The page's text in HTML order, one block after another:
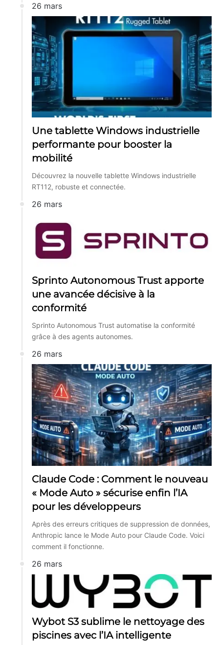
26 mars
Une tablette Windows industrielle
performante pour booster la
mobilité
Découvrez la nouvelle tablette Windows industrielle
RT112, robuste et connectée.
26 mars
Sprinto Autonomous Trust apporte
une avancée décisive à la
conformité
Sprinto Autonomous Trust automatise la conformité
grâce à des agents autonomes.
26 mars
Claude Code : Comment le nouveau
« Mode Auto » sécurise enfin l’IA
pour les développeurs
Après des erreurs critiques de suppression de données,
Anthropic lance le Mode Auto pour Claude Code. Voici
comment il fonctionne.
26 mars
Wybot S3 sublime le nettoyage des
piscines avec l’IA intelligente